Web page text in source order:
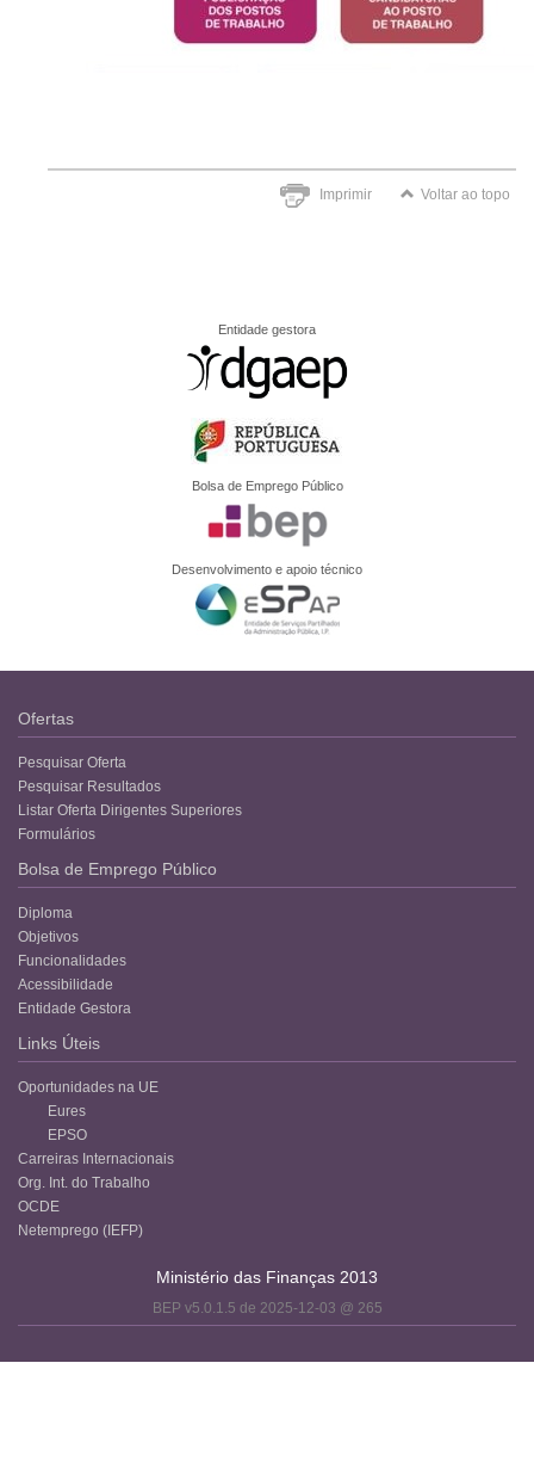
Imprimir Voltar ao topo
Entidade gestora
Bolsa de Emprego Público
Desenvolvimento e apoio técnico
Ofertas
Pesquisar Oferta
Pesquisar Resultados
Listar Oferta Dirigentes Superiores
Formulários
Bolsa de Emprego Público
Diploma
Objetivos
Funcionalidades
Acessibilidade
Entidade Gestora
Links Úteis
Oportunidades na UE
Eures
EPSO
Carreiras Internacionais
Org. Int. do Trabalho
OCDE
Netemprego (IEFP)
Ministério das Finanças 2013
BEP v5.0.1.5 de 2025-12-03 @ 265